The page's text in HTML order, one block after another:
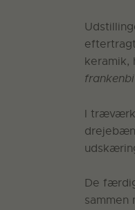
keramik,
I
De